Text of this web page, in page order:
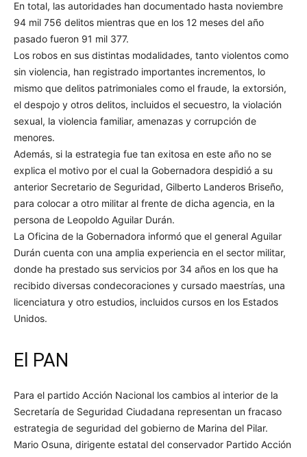
En total, las autoridades han documentado hasta noviembre
94 mil 756 delitos mientras que en los 12 meses del año
pasado fueron 91 mil 377.
Los robos en sus distintas modalidades, tanto violentos como
sin violencia, han registrado importantes incrementos, lo
mismo que delitos patrimoniales como el fraude, la extorsión,
el despojo y otros delitos, incluidos el secuestro, la violación
sexual, la violencia familiar, amenazas y corrupción de
menores.
Además, si la estrategia fue tan exitosa en este año no se
explica el motivo por el cual la Gobernadora despidió a su
anterior Secretario de Seguridad, Gilberto Landeros Briseño,
para colocar a otro militar al frente de dicha agencia, en la
persona de Leopoldo Aguilar Durán.
La Oficina de la Gobernadora informó que el general Aguilar
Durán cuenta con una amplia experiencia en el sector militar,
donde ha prestado sus servicios por 34 años en los que ha
recibido diversas condecoraciones y cursado maestrías, una
licenciatura y otro estudios, incluidos cursos en los Estados
Unidos.
El PAN
Para el partido Acción Nacional los cambios al interior de la
Secretaría de Seguridad Ciudadana representan un fracaso
estrategia de seguridad del gobierno de Marina del Pilar.
Mario Osuna, dirigente estatal del conservador Partido Acción